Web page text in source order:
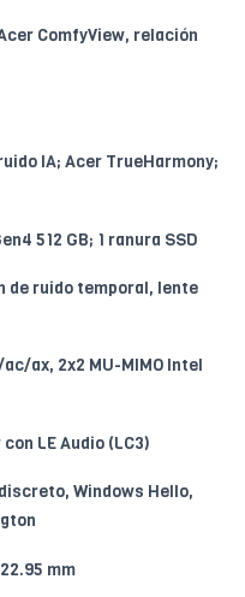
ComfyView, relación
IA; Acer TrueHarmony;
512 GB; 1 ranura SSD
de ruido temporal, lente
ax, 2x2 MU-MIMO Intel
LE Audio (LC3)
Windows Hello,
mm